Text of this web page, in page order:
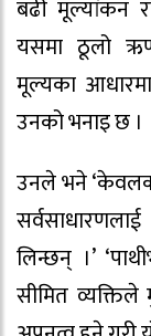
बढी मूल्यांकन
यसमा ठूलो
मूल्यका
उनको भनाइ छ ।
उनले भने
लिन्छन् ।’
सीमित